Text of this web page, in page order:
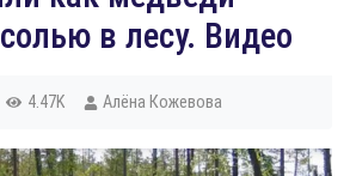
в лесу. Видео
4.47K Алёна Кожевова